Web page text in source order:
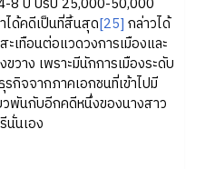
ได้คดีเป็นที่สิ้นสุด[25] กล่าวได้
เทือนต่อแวดวงการเมืองและ
วาง เพราะมีนักการเมืองระดับ
กิจจากภาคเอกชนที่เข้าไปมี
พันกับอีกคดีหนึ่งของนางสาว
นเอง